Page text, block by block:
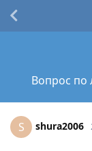
Вопрос по
S shura2006